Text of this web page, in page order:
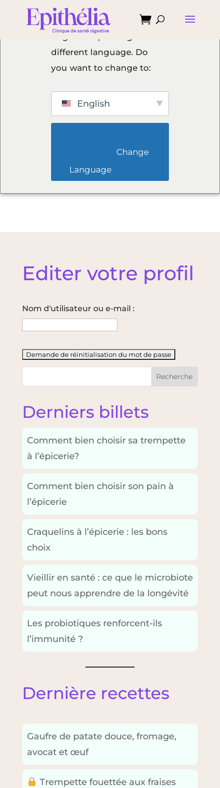
We've detected you
might be speaking a
different language. Do
you want to change to:
English
Language

Editer votre profil
Nom d'utilisateur ou e-mail :
Recherche
Derniers billets
Comment bien choisir sa trempette
à l’épicerie?
Comment bien choisir son pain à
l’épicerie
Craquelins à l’épicerie : les bons
choix
Vieillir en santé : ce que le microbiote
peut nous apprendre de la longévité
Les probiotiques renforcent-ils
l’immunité ?
Dernière recettes
Gaufre de patate douce, fromage,
avocat et œuf
Trempette fouettée aux fraises